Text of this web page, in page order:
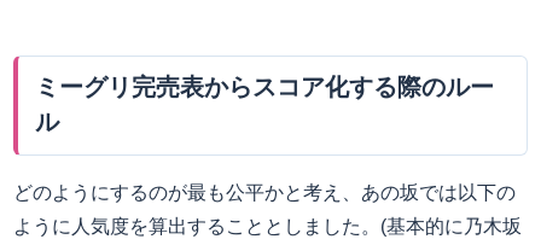
ミーグリ完売表からスコア化する際のルー
ル
どのようにするのが最も公平かと考え、あの坂では以下の
ように人気度を算出することとしました。(基本的に乃木坂